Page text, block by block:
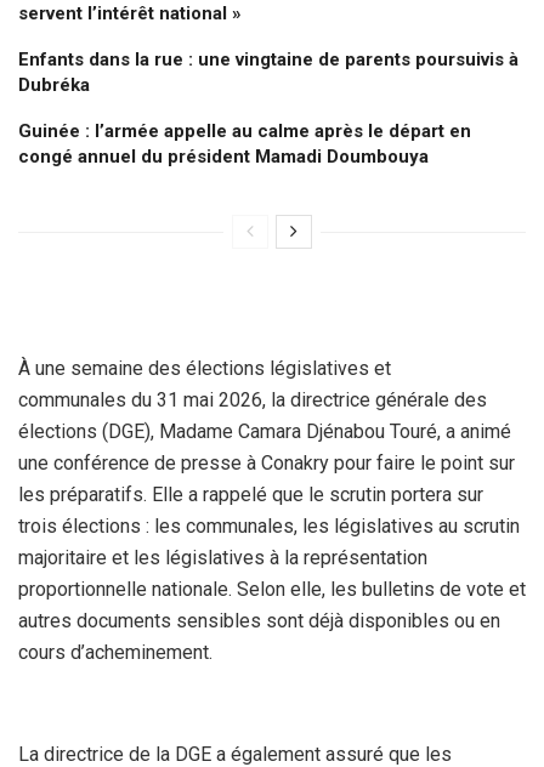
servent l’intérêt national »
Enfants dans la rue : une vingtaine de parents poursuivis à
Dubréka
Guinée : l’armée appelle au calme après le départ en
congé annuel du président Mamadi Doumbouya
À une semaine des élections législatives et
communales du 31 mai 2026, la directrice générale des
élections (DGE), Madame Camara Djénabou Touré, a animé
une conférence de presse à Conakry pour faire le point sur
les préparatifs. Elle a rappelé que le scrutin portera sur
trois élections : les communales, les législatives au scrutin
majoritaire et les législatives à la représentation
proportionnelle nationale. Selon elle, les bulletins de vote et
autres documents sensibles sont déjà disponibles ou en
cours d’acheminement.
La directrice de la DGE a également assuré que les